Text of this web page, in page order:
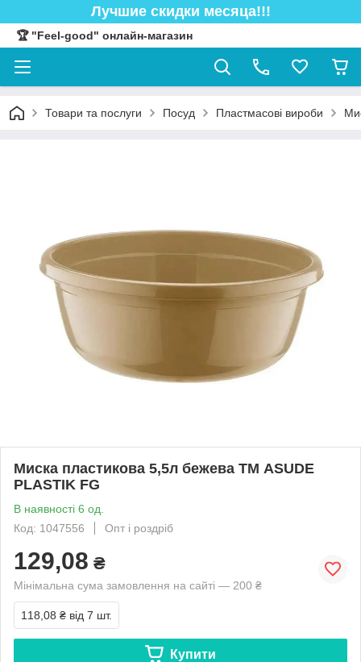
Лучшие скидки месяца!!!
🏆 "Feel-good" онлайн-магазин
Товари та послуги Посуд Пластмасові вироби
Миска пластикова 5,5л бежева ТМ ASUDE
PLASTIK FG
В наявності 6 од.
Код: 1047556
Опт і роздріб
129,08 ₴
Мінімальна сума замовлення на сайті — 200 ₴
118,08 ₴ від 7 шт.
Купити